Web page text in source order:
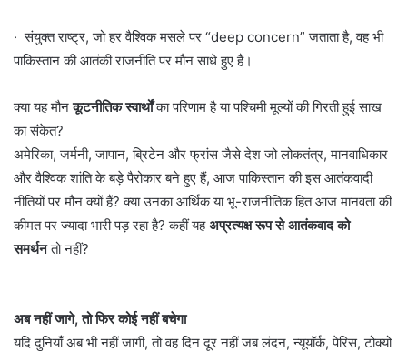
· संयुक्त राष्ट्र, जो हर वैश्विक मसले पर “deep concern” जताता है, वह भी
पाकिस्तान की आतंकी राजनीति पर मौन साधे हुए है।
क्या यह मौनकूटनीतिक स्वार्थोंका परिणाम है या पश्चिमी मूल्यों की गिरती हुई साख
का संकेत?
अमेरिका, जर्मनी, जापान, ब्रिटेन और फ्रांस जैसे देश जो लोकतंत्र, मानवाधिकार
और वैश्विक शांति के बड़े पैरोकार बने हुए हैं, आज पाकिस्तान की इस आतंकवादी
नीतियों पर मौन क्यों हैं? क्या उनका आर्थिक या भू-राजनीतिक हित आज मानवता की
कीमत पर ज्यादा भारी पड़ रहा है? कहीं यहअप्रत्यक्ष रूप से आतंकवाद को
समर्थनतो नहीं?
अब नहीं जागे, तो फिर कोई नहीं बचेगा
यदि दुनियाँ अब भी नहीं जागी, तो वह दिन दूर नहीं जब लंदन, न्यूयॉर्क, पेरिस, टोक्यो